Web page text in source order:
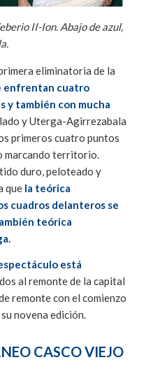
II-Ion. Abajo de azul,
eliminatoria de la
enfrentan cuatro
y también con mucha
y Uterga-Agirrezabala
primeros cuatro puntos
marcando territorio.
duro, peloteado y
que la teórica
cuadros delanteros se
teórica
está
al remonte de la capital
remonte con el comienzo
novena edición.
CASCO VIEJO